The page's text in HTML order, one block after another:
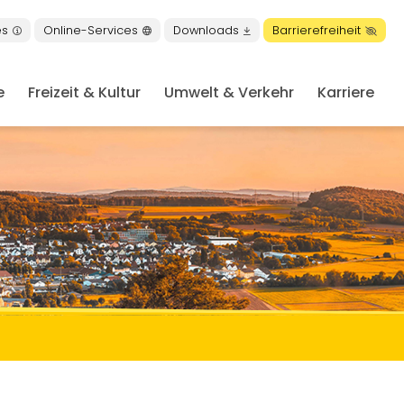
Freizeit & Kultur Umwelt & Verkehr Karriere
Online-Services Downloads Barrierefreiheit